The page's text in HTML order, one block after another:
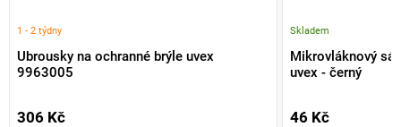
Ubrousky na ochranné brýle uvex
9963005
1 - 2 týdny
306 Kč
Mikrovláknový
uvex - černý
Skladem
46 Kč